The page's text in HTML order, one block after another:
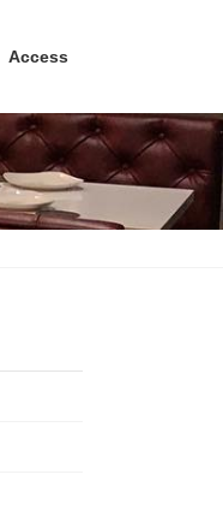
Access